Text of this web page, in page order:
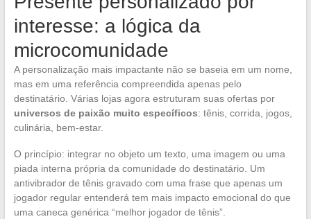
interesse: a lógica da
microcomunidade
A personalização mais impactante não se baseia em um nome,
mas em uma referência compreendida apenas pelo
destinatário. Várias lojas agora estruturam suas ofertas por
universos de paixão muito específicos: tênis, corrida, jogos,
culinária, bem-estar.
O princípio: integrar no objeto um texto, uma imagem ou uma
piada interna própria da comunidade do destinatário. Um
antivibrador de tênis gravado com uma frase que apenas um
jogador regular entenderá tem mais impacto emocional do que
uma caneca genérica “melhor jogador de tênis”.